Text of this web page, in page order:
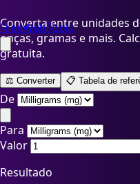
FreeWebTools
Converta entre unidades
onças, gramas e mais.
gratuita.
⚖️ Converter 📋 Tabela de
De
Para
Valor
Resultado